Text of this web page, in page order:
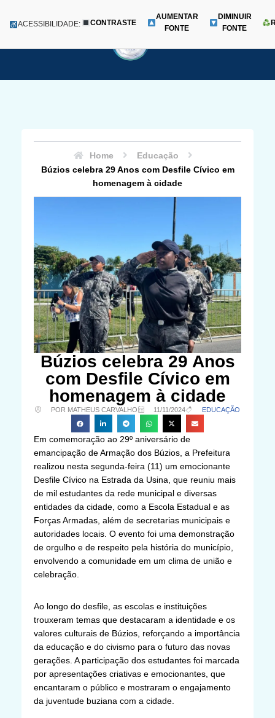
para
Menu
ACESSIBILIDADE: CONTRASTE
AUMENTAR
FONTE
DIMINUIR
FONTE
Home
Educação
Búzios celebra 29 Anos com Desfile Cívico em
homenagem à cidade
Búzios celebra 29 Anos
com Desfile Cívico em
homenagem à cidade
POR MATHEUS CARVALHO 11/11/2024 EDUCAÇÃO
Em comemoração ao 29º aniversário de
emancipação de Armação dos Búzios, a Prefeitura
realizou nesta segunda-feira (11) um emocionante
Desfile Cívico na Estrada da Usina, que reuniu mais
de mil estudantes da rede municipal e diversas
entidades da cidade, como a Escola Estadual e as
Forças Armadas, além de secretarias municipais e
autoridades locais. O evento foi uma demonstração
de orgulho e de respeito pela história do município,
envolvendo a comunidade em um clima de união e
celebração.
Ao longo do desfile, as escolas e instituições
trouxeram temas que destacaram a identidade e os
valores culturais de Búzios, reforçando a importância
da educação e do civismo para o futuro das novas
gerações. A participação dos estudantes foi marcada
por apresentações criativas e emocionantes, que
encantaram o público e mostraram o engajamento
da juventude buziana com a cidade.